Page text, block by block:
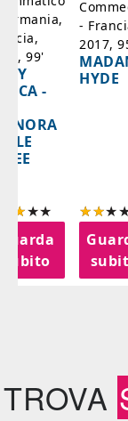
99'
-
subito
-
2017,
HYDE
TROVA